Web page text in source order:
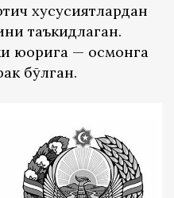
хусусиятлардан
таъкидлаган.
юқорига — осмонга
бўлган.